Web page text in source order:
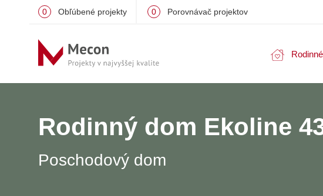
0 Obľúbené projekty 0 Porovnávač projektov
Rodinný dom Ekoline
Poschodový dom